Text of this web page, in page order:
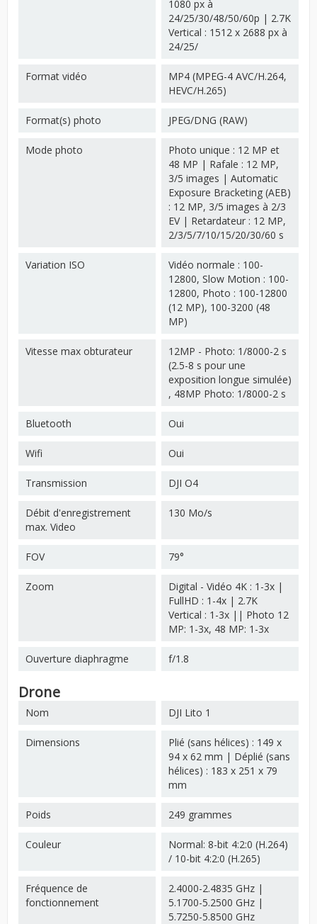
1080 px à
24/25/30/48/50/60p | 2.7K
Vertical : 1512 x 2688 px à
24/25/
Format vidéo
MP4 (MPEG-4 AVC/H.264,
HEVC/H.265)
Format(s) photo JPEG/DNG (RAW)
Mode photo
Photo unique : 12 MP et
48 MP | Rafale : 12 MP,
3/5 images | Automatic
Exposure Bracketing (AEB)
: 12 MP, 3/5 images à 2/3
EV | Retardateur : 12 MP,
2/3/5/7/10/15/20/30/60 s
Variation ISO
Vidéo normale : 100-
12800, Slow Motion : 100-
12800, Photo : 100-12800
(12 MP), 100-3200 (48
MP)
Vitesse max obturateur
12MP - Photo: 1/8000-2 s
(2.5-8 s pour une
exposition longue simulée)
, 48MP Photo: 1/8000-2 s
Bluetooth Oui
Wifi Oui
Transmission DJI O4
Débit d'enregistrement
max. Video
130 Mo/s
FOV 79°
Zoom
Digital - Vidéo 4K : 1-3x |
FullHD : 1-4x | 2.7K
Vertical : 1-3x || Photo 12
MP: 1-3x, 48 MP: 1-3x
Ouverture diaphragme f/1.8
Drone
Nom DJI Lito 1
Dimensions
Plié (sans hélices) : 149 x
94 x 62 mm | Déplié (sans
hélices) : 183 x 251 x 79
mm
Poids 249 grammes
Couleur
Normal: 8-bit 4:2:0 (H.264)
/ 10-bit 4:2:0 (H.265)
Fréquence de
fonctionnement
2.4000-2.4835 GHz |
5.1700-5.2500 GHz |
5.7250-5.8500 GHz